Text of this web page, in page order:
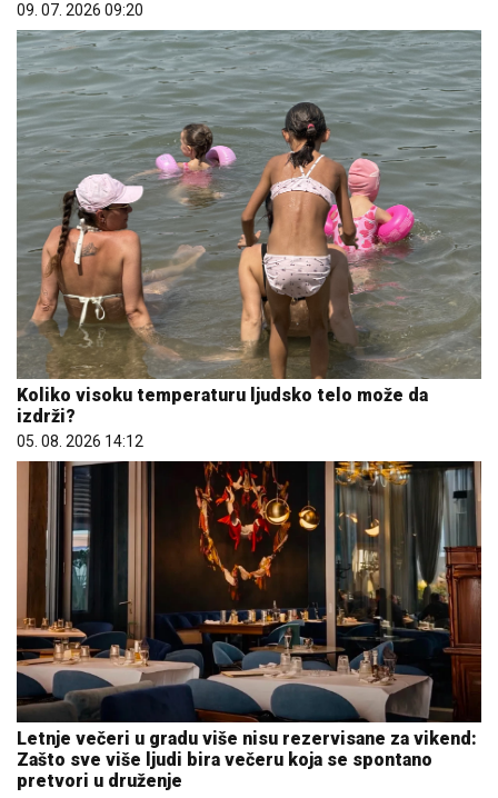
09. 07. 2026 09:20
Koliko visoku temperaturu ljudsko telo može da
izdrži?
05. 08. 2026 14:12
Letnje večeri u gradu više nisu rezervisane za vikend:
Zašto sve više ljudi bira večeru koja se spontano
pretvori u druženje